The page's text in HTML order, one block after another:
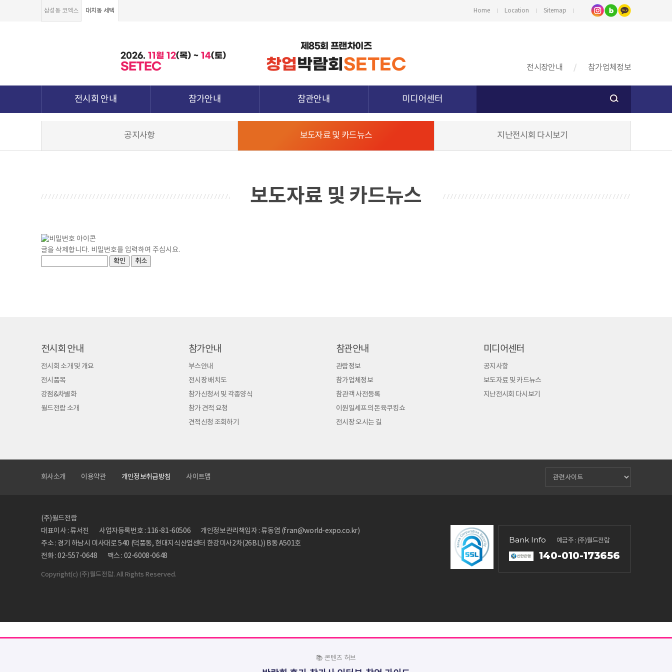
삼성동 코엑스 대치동 세텍 Home Location Sitemap
2026. 11월 12(목) ~ 14(토)
SETEC
제85회 프랜차이즈
창업박람회 SETEC 전시장안내 참가업체정보
전시회 안내 참가안내 참관안내
참가업체정보
전시장 오시는 길
미디어센터
공지사항 보도자료 및 카드뉴스 지난전시회 다시보기
보도자료 및 카드뉴스
글을 삭제합니다. 비밀번호를 입력하여 주십시요.
전시회 안내
전시회 소개 및 개요
전시품목
강점&차별화
월드전람 소개
참가안내
부스안내
전시장 배치도
참가신청서 및 각종양식
참가 견적 요청
견적신청 조회하기
참관안내
관람정보
참가업체정보
참관객 사전등록
이원일셰프의 돈육쿠킹쇼
전시장 오시는 길
미디어센터
공지사항
보도자료 및 카드뉴스
지난전시회 다시보기
회사소개 이용약관 개인정보취급방침 사이트맵
(주)월드전람
대표이사 : 류서진
사업자등록번호 : 116-81-60506
개인정보관리책임자 : 류동엽 (fran@world-expo.co.kr)
주소 : 경기 하남시 미사대로 540 (덕풍동, 현대지식산업센터 한강미사2차(26BL)) B동 A501호
전화 : 02-557-0648
팩스 : 02-6008-0648
Copyright(c) (주)월드전람. All Rights Reserved.
Bank Info 예금주 : (주)월드전람
140-010-173656
📚 콘텐츠 허브